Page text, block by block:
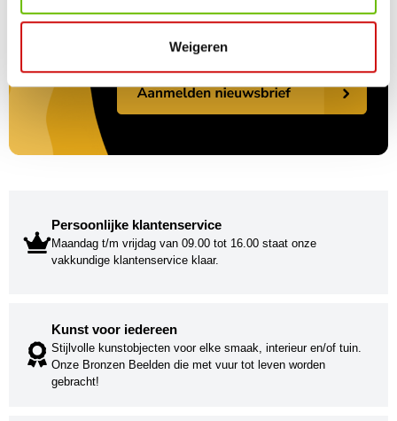
Weigeren
Persoonlijke klantenservice
Maandag t/m vrijdag van 09.00 tot 16.00 staat onze
vakkundige klantenservice klaar.
Kunst voor iedereen
Stijlvolle kunstobjecten voor elke smaak, interieur en/of tuin.
Onze Bronzen Beelden die met vuur tot leven worden
gebracht!